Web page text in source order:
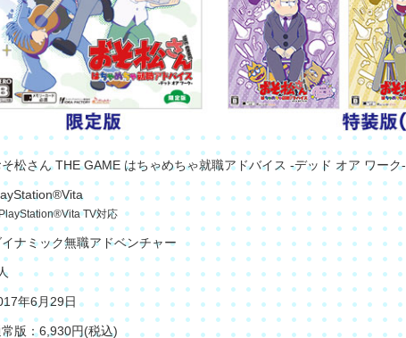
松さん THE GAME はちゃめちゃ就職アドバイス -デッド オア ワーク-
TV対応
ナミック無職アドベンチャー
年6月29日
版：6,930円(税込)